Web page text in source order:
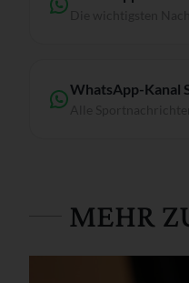
WhatsApp-Kanal
MEHR